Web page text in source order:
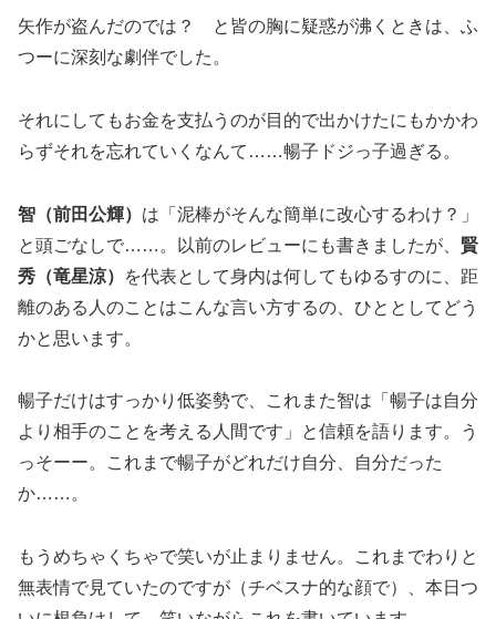
矢作が盗んだのでは？ と皆の胸に疑惑が沸くときは、ふ
つーに深刻な劇伴でした。
それにしてもお金を支払うのが目的で出かけたにもかかわ
らずそれを忘れていくなんて……暢子ドジっ子過ぎる。
智（前田公輝） は「泥棒がそんな簡単に改心するわけ？」
と頭ごなしで……。以前のレビューにも書きましたが、 賢
秀（竜星涼）
を代表として身内は何してもゆるすのに、距
離のある人のことはこんな言い方するの、ひととしてどう
かと思います。
暢子だけはすっかり低姿勢で、これまた智は「暢子は自分
より相手のことを考える人間です」と信頼を語ります。う
っそーー。これまで暢子がどれだけ自分、自分だった
か……。
もうめちゃくちゃで笑いが止まりません。これまでわりと
無表情で見ていたのですが（チベスナ的な顔で）、本日つ